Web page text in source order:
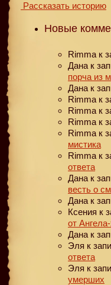
Рассказать историю
Новые
Rimma к
Дана к
порча из
Дана к
Rimma к
Rimma к
Rimma к
Rimma к
мистика
Rimma к
ответа
Дана к
весть о
Дана к
Ксения к
от
Дана к
Эля к
ответа
Эля к
умерших